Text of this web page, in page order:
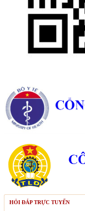
HỎI ĐÁP TRỰC TUYẾN